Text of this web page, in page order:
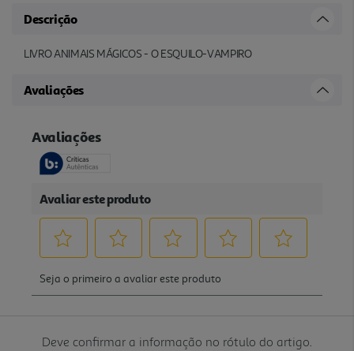
Descrição
LIVRO ANIMAIS MÁGICOS - O ESQUILO-VAMPIRO
Avaliações
Deve confirmar a informação no rótulo do artigo.